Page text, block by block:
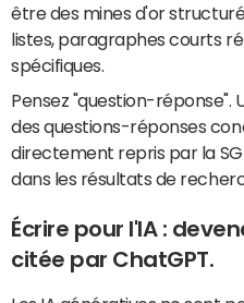
être des mines d'or
listes, paragraphes courts
spécifiques.
Pensez "question-réponse".
des questions-réponses
directement repris par la
dans les résultats de
Écrire pour l'IA :
citée par ChatGPT.